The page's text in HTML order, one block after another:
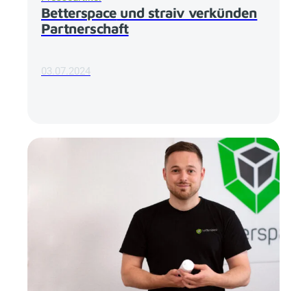
Betterspace und straiv verkünden
Partnerschaft
03.07.2024